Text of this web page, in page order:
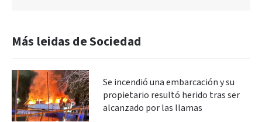
Más leidas de Sociedad
Se incendió una embarcación y su
propietario resultó herido tras ser
alcanzado por las llamas